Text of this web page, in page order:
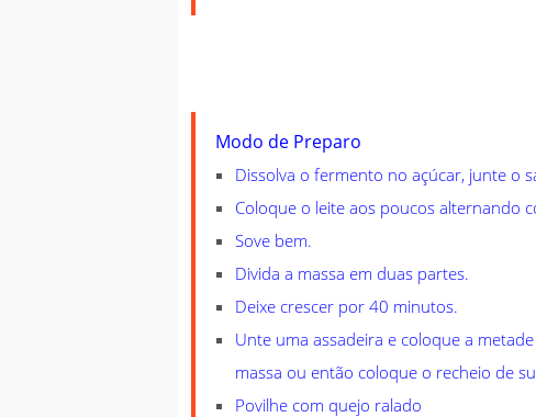
Modo de Preparo
Dissolva o fermento no açúcar, junte o
Coloque o leite aos poucos alternando
Sove bem.
Divida a massa em duas partes.
Deixe crescer por 40 minutos.
Unte uma assadeira e coloque a
massa ou então coloque o recheio de
Povilhe com quejo ralado